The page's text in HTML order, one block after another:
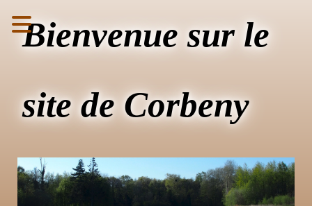
Bienvenue sur le
site de Corbeny